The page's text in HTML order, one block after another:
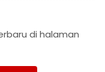
di halaman